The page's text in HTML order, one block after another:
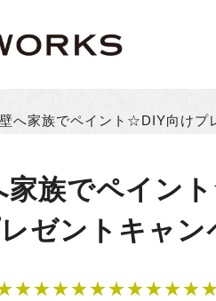
へ家族でペイント☆DIY向けプ
家族でペイン
ゼントキャ